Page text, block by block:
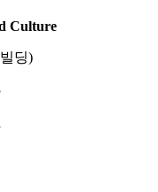
Culture
딩)